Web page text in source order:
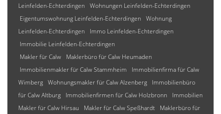
Leinfelden-Echterdingen
Wohnungen Leinfelden-Echterdingen
Eigentumswohnung Leinfelden-Echterdingen
Wohnung
Leinfelden-Echterdingen
Immo Leinfelden-Echterdingen
Immobilie Leinfelden-Echterdingen
Makler für Calw
Maklerbüro für Calw Heumaden
Immobilienmakler für Calw Stammheim
Immobilienfirma für Calw
Wimberg Wohnungsmakler für Calw Alzenberg
Immobilienbüro
für Calw Altburg
Immobilienfirmen für Calw Holzbronn
Immobilien
Makler für Calw Hirsau
Makler für Calw Speßhardt
Maklerbüro für